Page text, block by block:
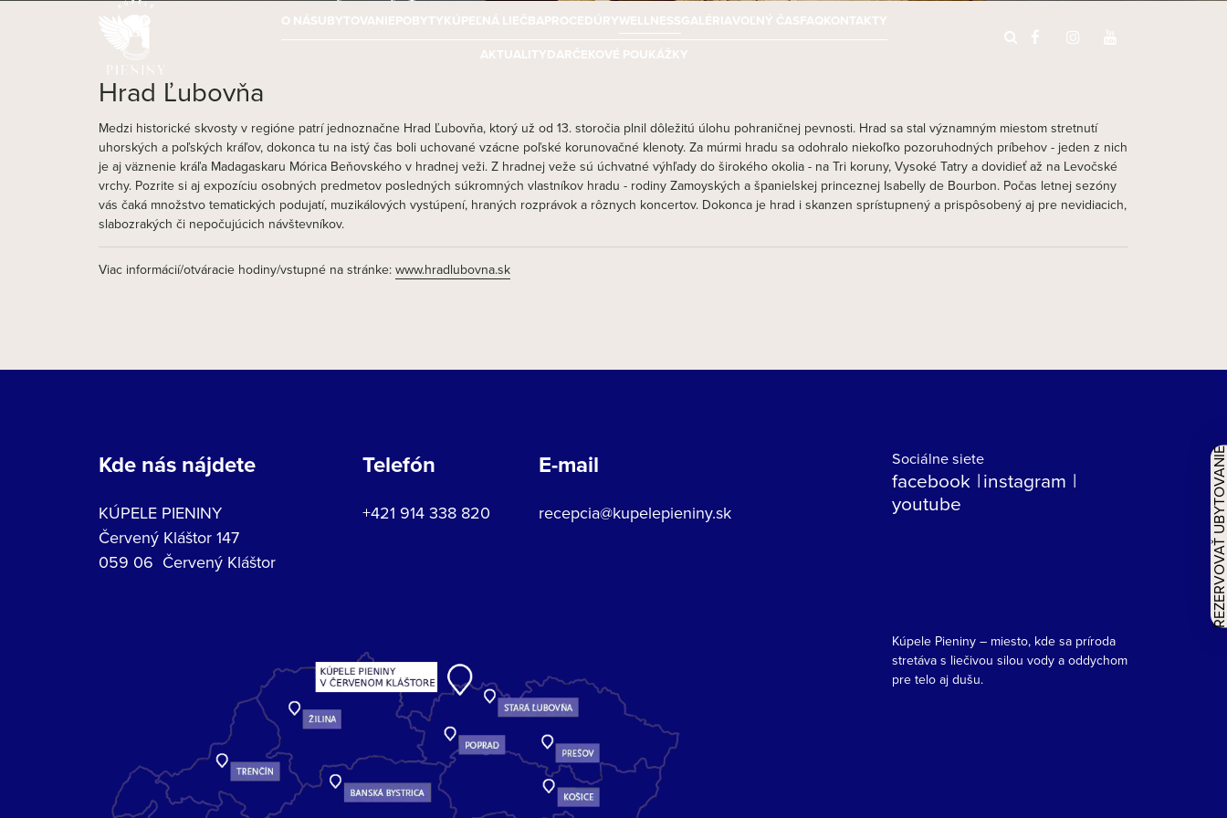
O NÁSUBYTOVANIEPOBYTYKÚPEĽNÁ LIEČBAPROCEDÚRYWELLNESSGALÉRIAVOĽNÝ ČASFAQKONTAKTY
AKTUALITYDARČEKOVÉ POUKÁŽKY
Hrad Ľubovňa
Medzi historické skvosty v regióne patrí jednoznačne Hrad Ľubovňa, ktorý už od 13. storočia plnil dôležitú úlohu pohraničnej pevnosti. Hrad sa stal významným miestom stretnutí
uhorských a poľských kráľov, dokonca tu na istý čas boli uchované vzácne poľské korunovačné klenoty. Za múrmi hradu sa odohralo niekoľko pozoruhodných príbehov - jeden z nich
je aj väznenie kráľa Madagaskaru Mórica Beňovského v hradnej veži. Z hradnej veže sú úchvatné výhľady do širokého okolia - na Tri koruny, Vysoké Tatry a dovidieť až na Levočské
vrchy. Pozrite si aj expozíciu osobných predmetov posledných súkromných vlastníkov hradu - rodiny Zamoyských a španielskej princeznej Isabelly de Bourbon. Počas letnej sezóny
vás čaká množstvo tematických podujatí, muzikálových vystúpení, hraných rozprávok a rôznych koncertov. Dokonca je hrad i skanzen sprístupnený a prispôsobený aj pre nevidiacich,
slabozrakých či nepočujúcich návštevníkov.
Viac informácií/otváracie hodiny/vstupné na stránke: www.hradlubovna.sk
Kde nás nájdete
KÚPELE PIENINY
Červený Kláštor 147
059 06 Červený Kláštor
Telefón
+421 914 338 820
E-mail
recepcia@kupelepieniny.sk
Sociálne siete
facebook instagram
youtube
Kúpele Pieniny – miesto, kde sa príroda
stretáva s liečivou silou vody a oddychom
pre telo aj dušu.